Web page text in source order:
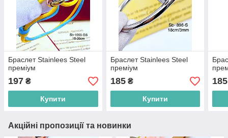
Браслет Stainlees Steel
преміум
197 ₴
Купити
Браслет Stainlees Steel
преміум
185₴
Купити
185
Акційні пропозиції та новинки